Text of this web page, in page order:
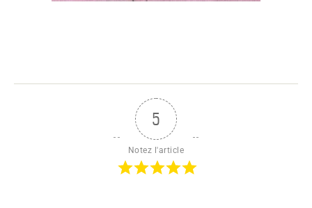
5
Notez l'article